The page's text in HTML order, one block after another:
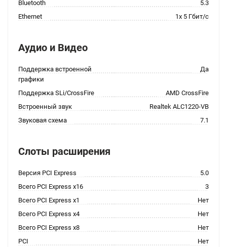
Bluetooth
5.3
Ethernet
1x 5 Гбит/с
Аудио и Видео
Поддержка встроенной
графики
Да
Поддержка SLi/CrossFire
AMD CrossFire
Встроенный звук
Realtek ALC1220-VB
Звуковая схема
7.1
Слоты расширения
Версия PCI Express
5.0
Всего PCI Express x16
3
Всего PCI Express x1
Нет
Всего PCI Express x4
Нет
Всего PCI Express x8
Нет
PCI
Нет